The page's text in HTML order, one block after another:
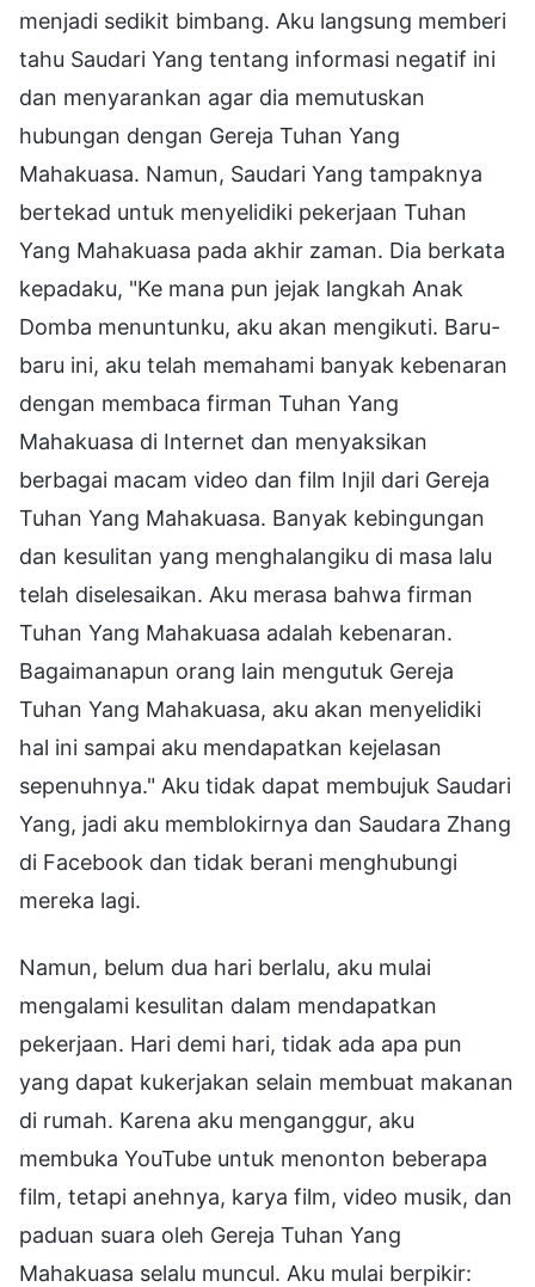
menjadi sedikit bimbang. Aku langsung memberi
tahu Saudari Yang tentang informasi negatif ini
dan menyarankan agar dia memutuskan
hubungan dengan Gereja Tuhan Yang
Mahakuasa. Namun, Saudari Yang tampaknya
bertekad untuk menyelidiki pekerjaan Tuhan
Yang Mahakuasa pada akhir zaman. Dia berkata
kepadaku, "Ke mana pun jejak langkah Anak
Domba menuntunku, aku akan mengikuti. Baru-
baru ini, aku telah memahami banyak kebenaran
dengan membaca firman Tuhan Yang
Mahakuasa di Internet dan menyaksikan
berbagai macam video dan film Injil dari Gereja
Tuhan Yang Mahakuasa. Banyak kebingungan
dan kesulitan yang menghalangiku di masa lalu
telah diselesaikan. Aku merasa bahwa firman
Tuhan Yang Mahakuasa adalah kebenaran.
Bagaimanapun orang lain mengutuk Gereja
Tuhan Yang Mahakuasa, aku akan menyelidiki
hal ini sampai aku mendapatkan kejelasan
sepenuhnya." Aku tidak dapat membujuk Saudari
Yang, jadi aku memblokirnya dan Saudara Zhang
di Facebook dan tidak berani menghubungi
mereka lagi.
Namun, belum dua hari berlalu, aku mulai
mengalami kesulitan dalam mendapatkan
pekerjaan. Hari demi hari, tidak ada apa pun
yang dapat kukerjakan selain membuat makanan
di rumah. Karena aku menganggur, aku
membuka YouTube untuk menonton beberapa
film, tetapi anehnya, karya film, video musik, dan
paduan suara oleh Gereja Tuhan Yang
Mahakuasa selalu muncul. Aku mulai berpikir: